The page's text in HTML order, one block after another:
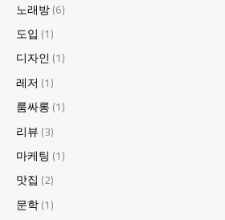
노래방(6)
도입 (1)
디자인(1)
레저 (1)
룸싸롱(1)
리뷰(3)
마케팅 (1)
맛집 (2)
문학(1)